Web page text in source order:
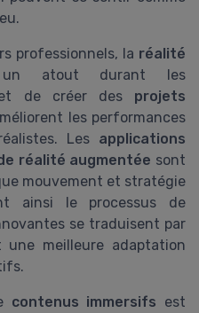
professionnels, la réalité
atout durant les
de créer des projets
les performances
Les applications
réalité augmentée sont
mouvement et stratégie
ainsi le processus de
se traduisent par
meilleure adaptation
contenus immersifs est